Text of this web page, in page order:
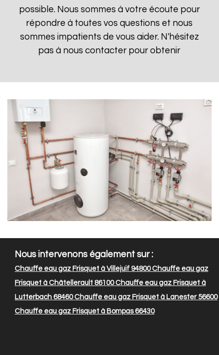
possible. Nous sommes à votre écoute pour
répondre à toutes vos questions et nous
sommes impatients de vous aider. N'hésitez
pas à nous contacter pour obtenir
Nous intervenons également sur :
Chauffe eau gaz Frisquet à Villejuif 94800Chauffe eau gaz
Frisquet à Châtellerault 86100Chauffe eau gaz Frisquet à
Lutterbach 68460Chauffe eau gaz Frisquet à Lanester 56600
Chauffe eau gaz Frisquet à Bompas 66430